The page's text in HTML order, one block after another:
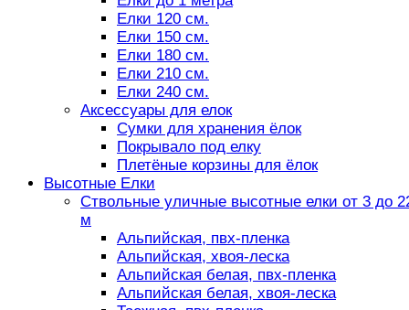
Елки 120 см.
Елки 150 см.
Елки 180 см.
Елки 210 см.
Елки 240 см.
Аксессуары для елок
Сумки для хранения ёлок
Покрывало под елку
Плетёные корзины для ёлок
Высотные Елки
Ствольные уличные высотные елки от 3 до
м
Альпийская, пвх-пленка
Альпийская, хвоя-леска
Альпийская белая, пвх-пленка
Альпийская белая, хвоя-леска